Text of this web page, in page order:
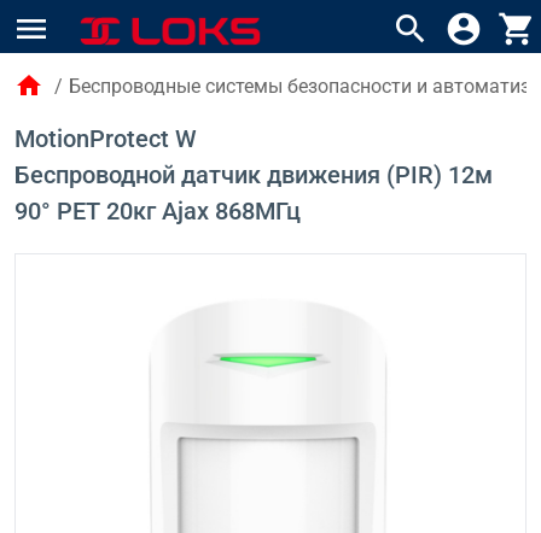
menu search account_circle shopping_cart
home / Беспроводные системы безопасности и
MotionProtect W
Беспроводной датчик движения (PIR) 12м
90° PET 20кг Ajax 868МГц